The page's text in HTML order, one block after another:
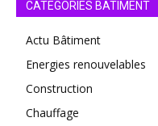
CATEGORIES BATIMENT
Actu Bâtiment
Energies renouvelables
Construction
Chauffage